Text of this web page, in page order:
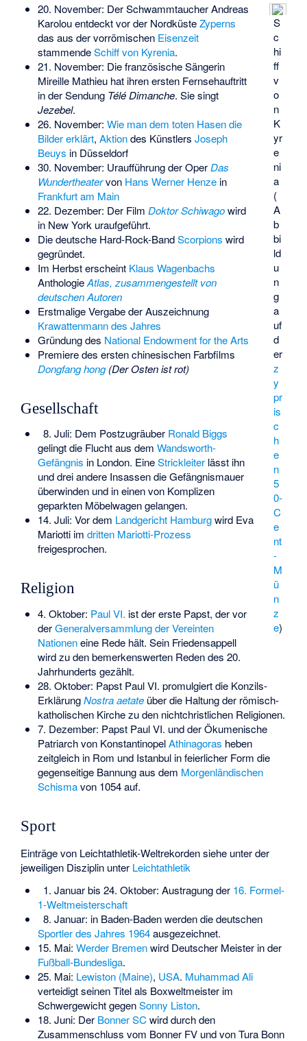
S
c
hi
ff
v
o
n
K
yr
e
ni
a
(
A
b
bi
ld
u
n
g
a
uf
d
er
z
y
pr
is
c
h
e
n
5
0-
C
e
nt
-
M
ü
n
z
e)
20. November: Der Schwammtaucher Andreas
Karolou entdeckt vor der NordküsteZyperns
das aus der vorrömischen Eisenzeit
stammendeSchiff von Kyrenia.
21. November: Die französische Sängerin
Mireille Mathieu hat ihren ersten Fernsehauftritt
in der Sendung Télé Dimanche. Sie singt
Jezebel.
26. November: Wie man dem toten Hasen die
Bilder erklärt, Aktiondes Künstlers Joseph
Beuys in Düsseldorf
30. November: Uraufführung der OperDas
Wundertheatervon Hans Werner Henzein
Frankfurt am Main
22. Dezember: Der Film Doktor Schiwagowird
in New York uraufgeführt.
Die deutsche Hard-Rock-BandScorpions wird
gegründet.
Im Herbst erscheint Klaus Wagenbachs
AnthologieAtlas, zusammengestellt von
deutschen Autoren
Erstmalige Vergabe der Auszeichnung
Krawattenmann des Jahres
Gründung des National Endowment for the Arts
Premiere des ersten chinesischen Farbfilms
Dongfang hong(Der Osten ist rot)
Gesellschaft
8. Juli: Dem Postzugräuber Ronald Biggs
gelingt die Flucht aus dem Wandsworth-
Gefängnis in London. EineStrickleiterlässt ihn
und drei andere Insassen die Gefängnismauer
überwinden und in einen von Komplizen
geparkten Möbelwagen gelangen.
14. Juli: Vor dem Landgericht Hamburgwird Eva
Mariotti im dritten Mariotti-Prozess
freigesprochen.
Religion
4. Oktober: Paul VI. ist der erste Papst, der vor
derGeneralversammlung der Vereinten
Nationeneine Rede hält. Sein Friedensappell
wird zu den bemerkenswerten Reden des 20.
Jahrhunderts gezählt.
28. Oktober: Papst Paul VI. promulgiert die Konzils-
ErklärungNostra aetateüber die Haltung der römisch-
katholischen Kirche zu den nichtchristlichen Religionen.
7. Dezember: Papst Paul VI. und der Ökumenische
Patriarch von KonstantinopelAthinagoras heben
zeitgleich in Rom und Istanbul in feierlicher Form die
gegenseitige Bannung aus dem Morgenländischen
Schismavon 1054 auf.
Sport
Einträge von Leichtathletik-Weltrekorden siehe unter der
jeweiligen Disziplin unter Leichtathletik
1. Januar bis 24. Oktober: Austragung der 16. Formel-
1-Weltmeisterschaft
8. Januar: in Baden-Baden werden die deutschen
Sportler des Jahres 1964ausgezeichnet.
15. Mai: Werder Bremenwird Deutscher Meister in der
Fußball-Bundesliga.
25. Mai: Lewiston (Maine), USA. Muhammad Ali
verteidigt seinen Titel als Boxweltmeister im
Schwergewicht gegenSonny Liston.
18. Juni: Der Bonner SCwird durch den
Zusammenschluss vom Bonner FV und von Tura Bonn